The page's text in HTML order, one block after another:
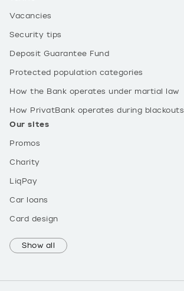
Vacancies
Security tips
Deposit Guarantee Fund
Protected population categories
How the Bank operates under martial law
How PrivatBank operates during blackouts
Our sites
Promos
Charity
LiqPay
Car loans
Card design
Show all